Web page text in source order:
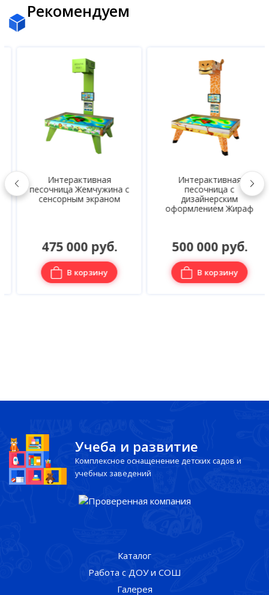
Рекомендуем
Интерактивная
песочница Жемчужина с
сенсорным экраном
475 000 руб.
В корзину
Интерактивная
песочница с
дизайнерским
оформлением Жираф
500 000 руб.
В корзину
Учеба и развитие
Комплексное оснащенение детских садов и
учебных заведений
Каталог
Работа с ДОУ и СОШ
Галерея